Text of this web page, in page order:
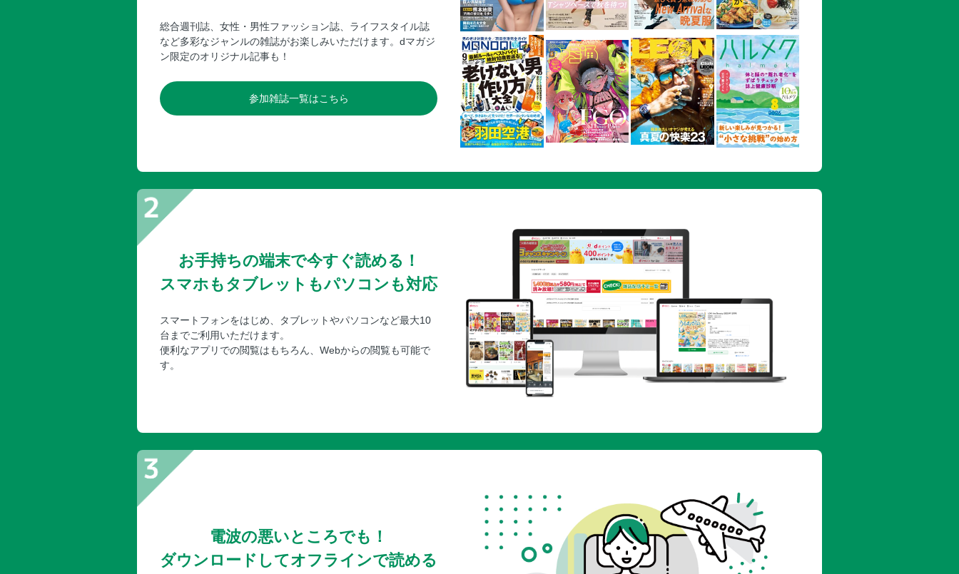
総合週刊誌、女性・男性ファッション誌、ライフスタイル誌
など多彩なジャンルの雑誌がお楽しみいただけます。dマガジ
ン限定のオリジナル記事も！
参加雑誌一覧はこちら
お手持ちの端末で今すぐ読める！
スマホもタブレットもパソコンも対応
スマートフォンをはじめ、タブレットやパソコンなど最大10
台までご利用いただけます。
便利なアプリでの閲覧はもちろん、Webからの閲覧も可能で
す。
電波の悪いところでも！
ダウンロードしてオフラインで読める